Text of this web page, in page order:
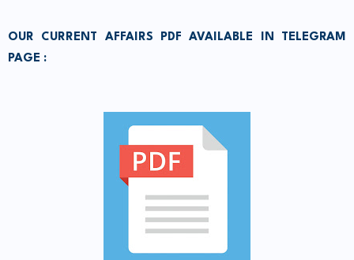
OUR CURRENT AFFAIRS PDF AVAILABLE IN TELEGRAM
PAGE :